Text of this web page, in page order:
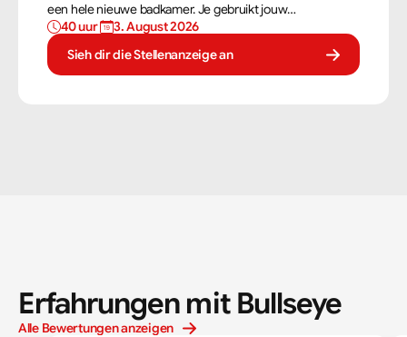
een hele nieuwe badkamer. Je gebruikt jouw
vaardigheden om tegels perfect te plaatsen. Als
tegelzetter ben je voortdurend bezig met diverse taken.
40 uur
3. August 2026
Sieh dir die Stellenanzeige an
Erfahrungen mit Bullseye
Alle Bewertungen anzeigen